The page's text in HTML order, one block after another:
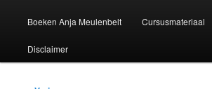
Boeken Anja Meulenbelt Cursusmateriaal
Disclaimer